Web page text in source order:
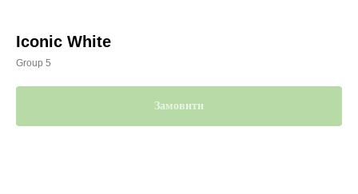
Iconic White
Group 5
Замовити